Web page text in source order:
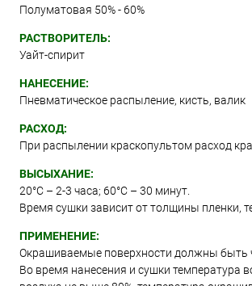
Полуматовая 50% - 60%
РАСТВОРИТЕЛЬ:
Уайт-спирит
НАНЕСЕНИЕ:
Пневматическое распыление, кисть, валик
РАСХОД:
При распылении краскопультом расход
ВЫСЫХАНИЕ:
20°С – 2-3 часа; 60°С – 30 минут.
Время сушки зависит от толщины пленки,
ПРИМЕНЕНИЕ:
Окрашиваемые поверхности должны быть
Во время нанесения и сушки температура